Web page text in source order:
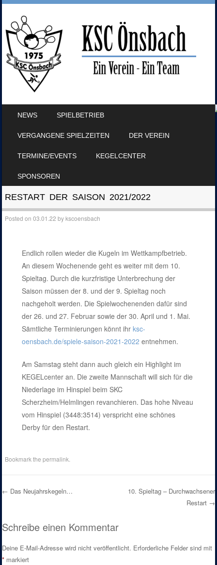
NEWS SPIELBETRIEB
VERGANGENE SPIELZEITEN DER VEREIN
TERMINE/EVENTS KEGELCENTER
SPONSOREN
RESTART DER SAISON 2021/2022
Posted on03.01.22 bykscoensbach
Endlich rollen wieder die Kugeln im Wettkampfbetrieb.
An diesem Wochenende geht es weiter mit dem 10.
Spieltag. Durch die kurzfristige Unterbrechung der
Saison müssen der 8. und der 9. Spieltag noch
nachgeholt werden. Die Spielwochenenden dafür sind
der 26. und 27. Februar sowie der 30. April und 1. Mai.
Sämtliche Terminierungen könnt ihr ksc-
oensbach.de/spiele-saison-2021-2022 entnehmen.
Am Samstag steht dann auch gleich ein Highlight im
KEGELcenter an. Die zweite Mannschaft will sich für die
Niederlage im Hinspiel beim SKC
Scherzheim/Helmlingen revanchieren. Das hohe Niveau
vom Hinspiel (3448:3514) verspricht eine schönes
Derby für den Restart.
Bookmark thepermalink
← Das Neujahrskegeln…
10. Spieltag – Durchwachsener
Restart →
Schreibe einen Kommentar
Deine E-Mail-Adresse wird nicht veröffentlicht. Erforderliche Felder sind mit
* markiert